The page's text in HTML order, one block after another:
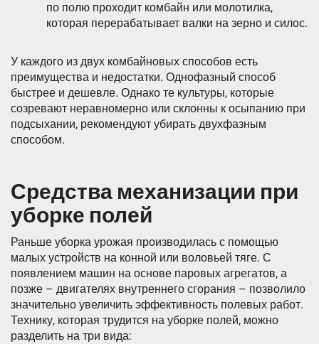
по полю проходит комбайн или молотилка,
которая перерабатывает валки на зерно и силос.
У каждого из двух комбайновых способов есть
преимущества и недостатки. Однофазный способ
быстрее и дешевле. Однако те культуры, которые
созревают неравномерно или склонны к осыпанию при
подсыхании, рекомендуют убирать двухфазным
способом.
Средства механизации при
уборке полей
Раньше уборка урожая производилась с помощью
малых устройств на конной или воловьей тяге. С
появлением машин на основе паровых агрегатов, а
позже – двигателях внутреннего сгорания – позволило
значительно увеличить эффективность полевых работ.
Технику, которая трудится на уборке полей, можно
разделить на три вида: